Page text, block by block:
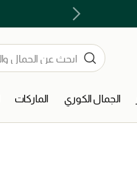
الجمال الكوري الماركات